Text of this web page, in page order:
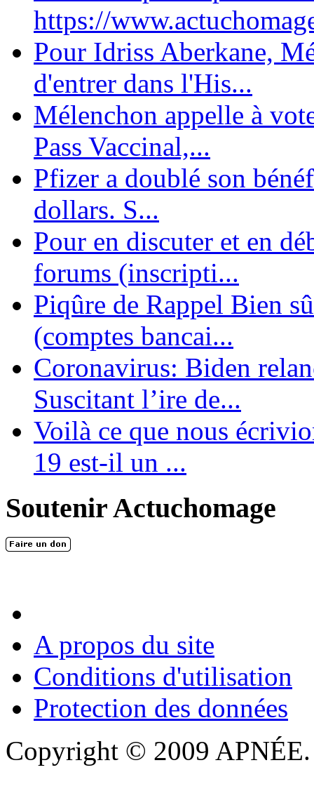
https://
Pour Idriss Aberkane,
d'entrer dans l'His...
Mélenchon appelle à
Pass Vaccinal,...
Pfizer a doublé son
dollars. S...
Pour en discuter et en
forums (inscripti...
Piqûre de Rappel Bien
(comptes bancai...
Coronavirus: Biden
Suscitant l’ire de...
Voilà ce que nous
19 est-il un ...
Soutenir Actuchomage
A propos du site
Conditions d'utilisation
Protection des données
Copyright © 2009 APNÉE.